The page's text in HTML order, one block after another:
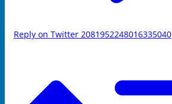
Reply on Twitter 2081952248016335040